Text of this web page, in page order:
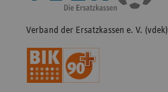
Verband der Ersatzkassen e. V. (vdek)